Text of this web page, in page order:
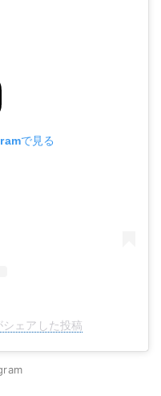
で見る
ェアした投稿